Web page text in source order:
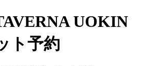
UOKIN
ト予約